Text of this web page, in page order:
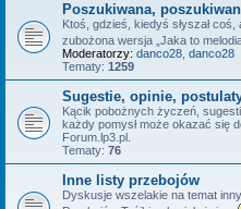
Poszukiwana,
Ktoś, gdzieś, kiedyś słyszał
zubożona wersja „Jaka to
Moderatorzy: danco28 danco28
Tematy: 1259
Sugestie, opinie,
Kącik pobożnych życzeń,
każdy pomysł może okazać się
Forum.lp3.pl.
Tematy: 76
Inne listy przebojów
Dyskusje wszelakie na temat